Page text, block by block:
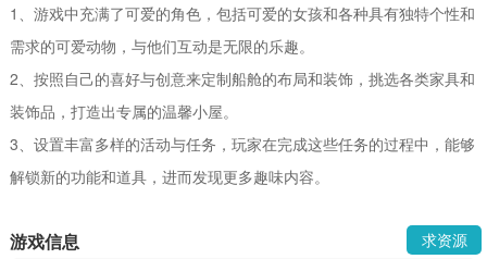
1、游戏中充满了可爱的角色，包括可爱的女孩和各种具有独特个性和
需求的可爱动物，与他们互动是无限的乐趣。
2、按照自己的喜好与创意来定制船舱的布局和装饰，挑选各类家具和
装饰品，打造出专属的温馨小屋。
3、设置丰富多样的活动与任务，玩家在完成这些任务的过程中，能够
解锁新的功能和道具，进而发现更多趣味内容。
游戏信息 求资源